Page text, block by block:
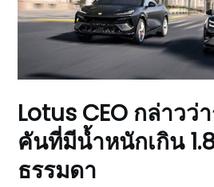
Lotus CEO กล่าวว่
คันที่มีน้ำหนักเกิน
ธรรมดา